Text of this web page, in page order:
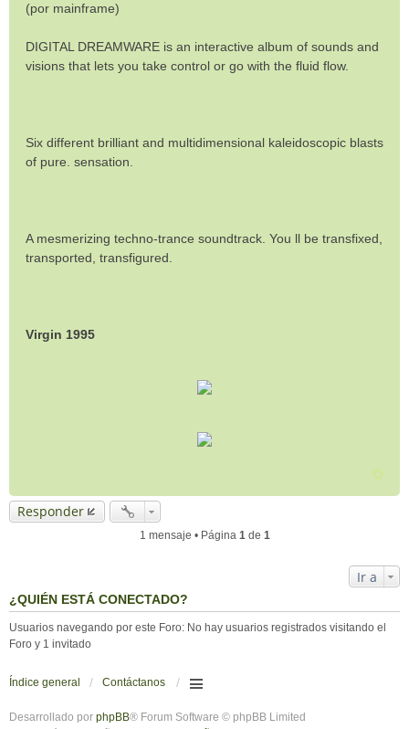
n
a
j
(por mainframe)
DIGITAL DREAMWARE is an interactive album of sounds and
visions that lets you take control or go with the fluid flow.
Six different brilliant and multidimensional kaleidoscopic blasts
of pure. sensation.
A mesmerizing techno-trance soundtrack. You ll be transfixed,
transported, transfigured.
Virgin 1995
Responder
1 mensaje • Página 1de 1
Ir a
¿QUIÉN ESTÁ CONECTADO?
Usuarios navegando por este Foro: No hay usuarios registrados visitando el
Foro y 1 invitado
Índice general Contáctanos
Desarrollado por phpBB® Forum Software © phpBB Limited